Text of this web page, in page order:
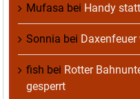
Mufasa bei Handy
Sonnia bei
fish bei Rotter
gesperrt